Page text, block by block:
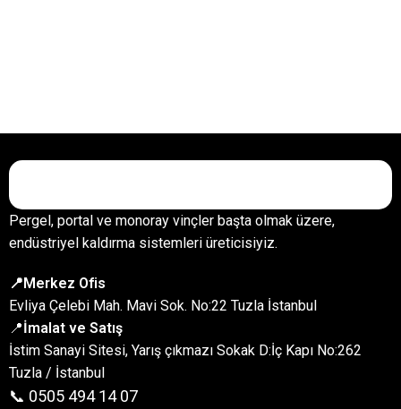
Pergel, portal ve monoray vinçler başta olmak üzere,
endüstriyel kaldırma sistemleri üreticisiyiz.
📍Merkez Ofis
Evliya Çelebi Mah. Mavi Sok. No:22 Tuzla İstanbul
📍İmalat ve Satış
İstim Sanayi Sitesi, Yarış çıkmazı Sokak D:İç Kapı No:262
Tuzla / İstanbul
📞 0505 494 14 07